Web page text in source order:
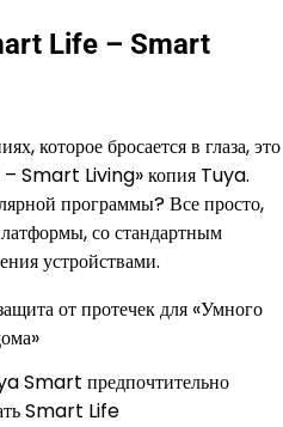
Life – Smart
которое бросается в глаза, это
– Smart Living» копия Tuya.
программы? Все просто,
со стандартным
устройствами.
Smart предпочтительно
Smart Life